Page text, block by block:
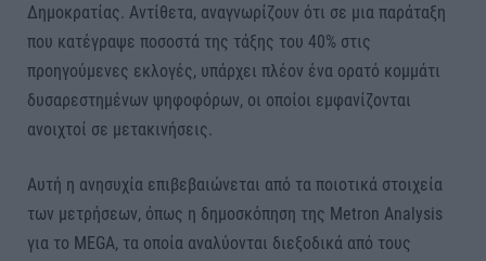
Δημοκρατίας. Αντίθετα, αναγνωρίζουν ότι σε μια παράταξη
που κατέγραψε ποσοστά της τάξης του 40% στις
προηγούμενες εκλογές, υπάρχει πλέον ένα ορατό κομμάτι
δυσαρεστημένων ψηφοφόρων, οι οποίοι εμφανίζονται
ανοιχτοί σε μετακινήσεις.
Αυτή η ανησυχία επιβεβαιώνεται από τα ποιοτικά στοιχεία
των μετρήσεων, όπως η δημοσκόπηση της Metron Analysis
για το MEGA, τα οποία αναλύονται διεξοδικά από τους